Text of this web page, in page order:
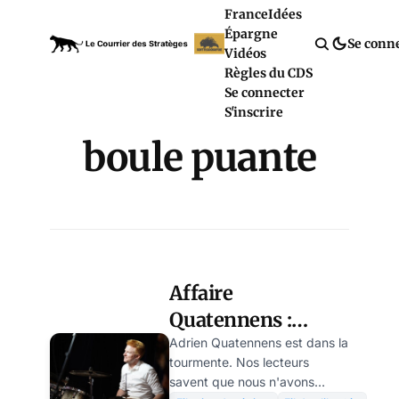
FranceIdées
Épargne
Vidéos
Règles du CDS
Se connecter
S'inscrire
Se
boule puante
Affaire
Quatennens :
anatomie de la
méthode « boule
Adrien Quatennens est dans la
tourmente. Nos lecteurs
savent que nous n'avons